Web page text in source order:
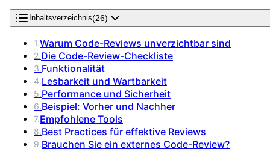
Inhaltsverzeichnis(26)
1.Warum Code-Reviews unverzichtbar sind
2.Die Code-Review-Checkliste
3.Funktionalität
4.Lesbarkeit und Wartbarkeit
5.Performance und Sicherheit
6.Beispiel: Vorher und Nachher
7.Empfohlene Tools
8.Best Practices für effektive Reviews
9.Brauchen Sie ein externes Code-Review?